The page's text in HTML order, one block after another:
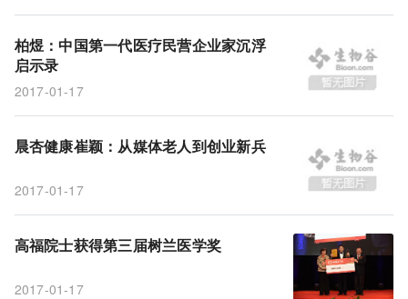
柏煜：中国第一代医疗民营企业家沉浮
启示录
2017-01-17
晨杏健康崔颖：从媒体老人到创业新兵
2017-01-17
高福院士获得第三届树兰医学奖
2017-01-17